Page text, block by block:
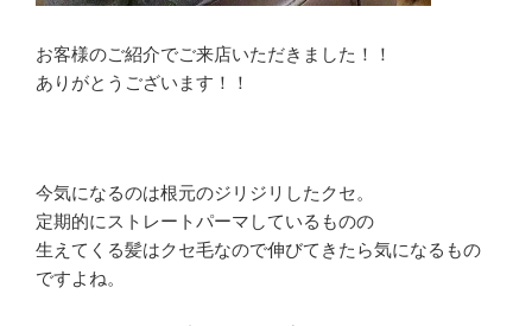
お客様のご紹介でご来店いただきました！！
ありがとうございます！！
今気になるのは根元のジリジリしたクセ。
定期的にストレートパーマしているものの
生えてくる髪はクセ毛なので伸びてきたら気になるもの
ですよね。